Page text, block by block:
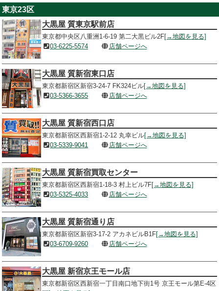
東京23区
大黒屋 質東京駅前店
東京都中央区八重洲1-6-19 第二大黒ビル2F[→地図を見る]
03-6225-5574
店舗ページへ
大黒屋 質新宿東口店
東京都新宿区新宿3-24-7 FK324ビル[→地図を見る]
03-5366-3655
店舗ページへ
大黒屋 質新宿西口店
東京都新宿区西新宿1-2-12 丸幸ビル[→地図を見る]
03-5339-9041
店舗ページへ
大黒屋 質新宿買取センター
東京都新宿区西新宿1-18-3 村上ビル7F[→地図を見る]
03-5325-4033
店舗ページへ
大黒屋 質新宿通り店
東京都新宿区新宿3-17-2 アカネビルB1F[→地図を見る]
03-6709-9260
店舗ページへ
大黒屋 新宿京王モール店
東京都新宿区西新宿一丁目南口地下街1号 京王モール第E-4区